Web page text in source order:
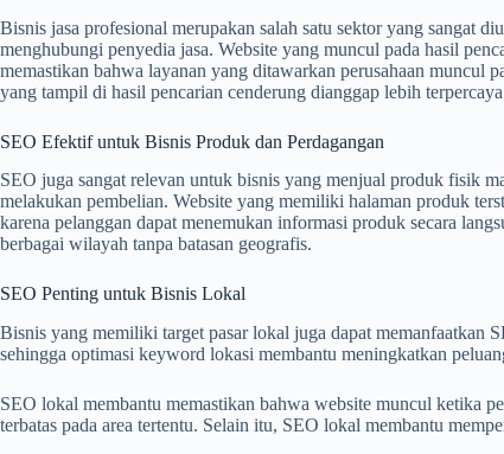
Bisnis jasa profesional merupakan salah satu sektor yang sangat
menghubungi penyedia jasa. Website yang muncul pada hasil
memastikan bahwa layanan yang ditawarkan perusahaan muncul
yang tampil di hasil pencarian cenderung dianggap lebih
SEO Efektif untuk Bisnis Produk dan Perdagangan
SEO juga sangat relevan untuk bisnis yang menjual produk fisik
melakukan pembelian. Website yang memiliki halaman produk
karena pelanggan dapat menemukan informasi produk secara
berbagai wilayah tanpa batasan geografis.
SEO Penting untuk Bisnis Lokal
Bisnis yang memiliki target pasar lokal juga dapat memanfaatkan
sehingga optimasi keyword lokasi membantu meningkatkan
SEO lokal membantu memastikan bahwa website muncul ketika
terbatas pada area tertentu. Selain itu, SEO lokal membantu